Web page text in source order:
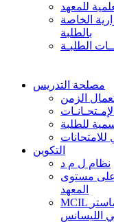
للمعهد
الخاصة
بالطلبة
الطلبـة
مصلحة التدريس
الزمن
للطلبة
للامتحانات
التكوين
نظام ل م د
على مستوى
المعهد
MCIL التكوين في الماستر
الليسانس